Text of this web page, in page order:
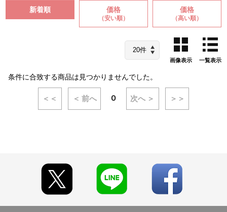
新着順 価格
（安い順）
価格
（高い順）
画像表示 一覧表示
条件に合致する商品は見つかりませんでした。
＜＜ ＜ 前へ 0 次へ ＞ ＞＞